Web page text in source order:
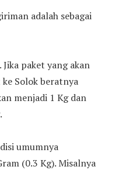
adalah sebagai
paket yang akan
Solok beratnya
menjadi 1 Kg dan
umumnya
(0.3 Kg). Misalnya